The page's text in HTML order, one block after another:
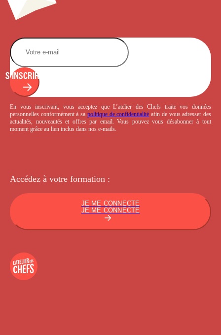
S'INSCRIRE
En vous inscrivant, vous acceptez que L’atelier des Chefs traite vos données
personnelles conformément à sa politique de confidentialité afin de vous adresser des
actualités, nouveautés et offres par email. Vous pouvez vous désabonner à tout
moment grâce au lien inclus dans nos e-mails.
Accédez à votre formation :
JE ME CONNECTE
JE ME CONNECTE